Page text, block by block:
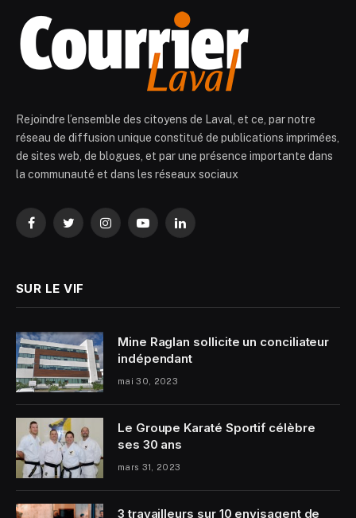
Rejoindre l’ensemble des citoyens de Laval, et ce, par notre
réseau de diffusion unique constitué de publications imprimées,
de sites web, de blogues, et par une présence importante dans
la communauté et dans les réseaux sociaux
FacebookTwitterInstagramYouTubeLinkedIn
SUR LE VIF
Mine Raglan sollicite un conciliateur
indépendant
mai 30, 2023
Le Groupe Karaté Sportif célèbre
ses 30 ans
mars 31, 2023
3 travailleurs sur 10 envisagent de